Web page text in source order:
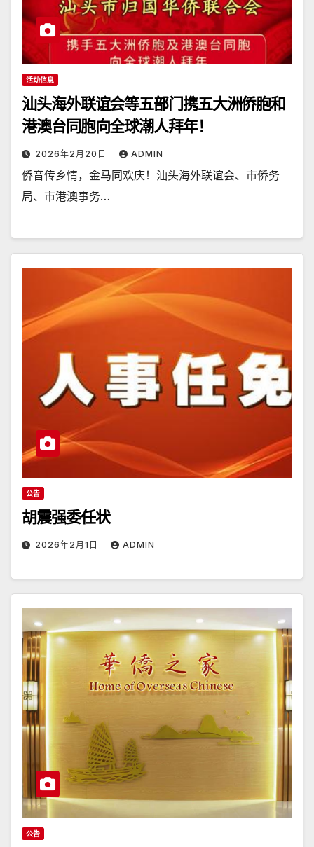
活动信息
汕头海外联谊会等五部门携五大洲侨胞和
港澳台同胞向全球潮人拜年！
2026年2月20日 ADMIN
侨音传乡情，金马同欢庆！汕头海外联谊会、市侨务
局、市港澳事务…
公告
胡震强委任状
2026年2月1日 ADMIN
公告